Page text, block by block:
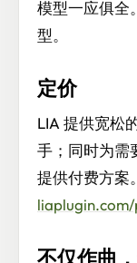
模型一应俱全
型。
定价
LIA 提供宽松
手；同时为需
提供付费方案
不仅作曲